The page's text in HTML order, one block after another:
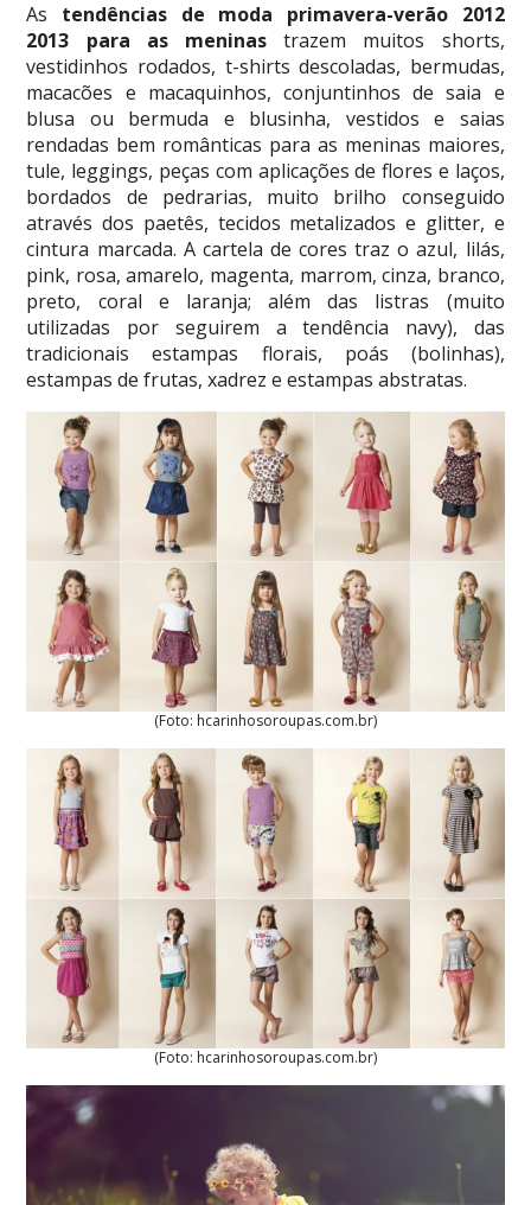
As tendências de moda primavera-verão 2012
2013
para as meninas trazem muitos shorts,
vestidinhos rodados, t-shirts descoladas, bermudas,
macacões e macaquinhos, conjuntinhos de saia e
blusa ou bermuda e blusinha, vestidos e saias
rendadas bem românticas para as meninas maiores,
tule, leggings, peças com aplicações de flores e laços,
bordados de pedrarias, muito brilho conseguido
através dos paetês, tecidos metalizados e glitter, e
cintura marcada. A cartela de cores traz o azul, lilás,
pink, rosa, amarelo, magenta, marrom, cinza, branco,
preto, coral e laranja; além das listras (muito
utilizadas por seguirem a tendência navy), das
tradicionais estampas florais, poás (bolinhas),
estampas de frutas, xadrez e estampas abstratas.
(Foto: hcarinhosoroupas.com.br)
(Foto: hcarinhosoroupas.com.br)